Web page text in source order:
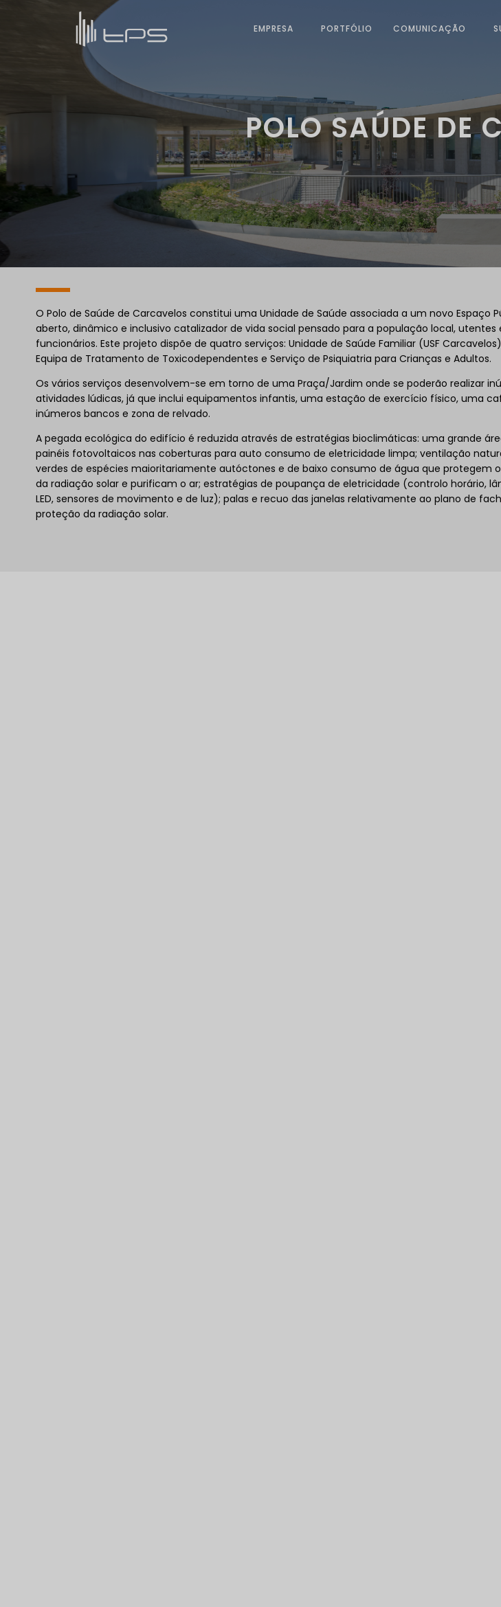
EMPRESA PORTFÓLIO COMUNICAÇÃO
POLO SAÚDE DE
O Polo de Saúde de Carcavelos constitui uma Unidade de Saúde associada a um novo Espaço
aberto, dinâmico e inclusivo catalizador de vida social pensado para a população local, utentes
funcionários. Este projeto dispõe de quatro serviços: Unidade de Saúde Familiar (USF Carcavelos),
Equipa de Tratamento de Toxicodependentes e Serviço de Psiquiatria para Crianças e Adultos.
​Os vários serviços desenvolvem-se em torno de uma Praça/Jardim onde se poderão realizar
atividades lúdicas, já que inclui equipamentos infantis, uma estação de exercício físico, uma
inúmeros bancos e zona de relvado.
​A pegada ecológica do edifício é reduzida através de estratégias bioclimáticas: uma grande
painéis fotovoltaicos nas coberturas para auto consumo de eletricidade limpa; ventilação
verdes de espécies maioritariamente autóctones e de baixo consumo de água que protegem
da radiação solar e purificam o ar; estratégias de poupança de eletricidade (controlo horário,
LED, sensores de movimento e de luz); palas e recuo das janelas relativamente ao plano de
proteção da radiação solar.